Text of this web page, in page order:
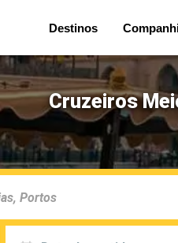
Destinos
Cruzeiros